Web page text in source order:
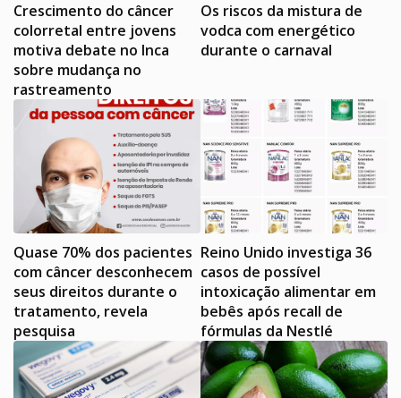
Crescimento do câncer
colorretal entre jovens
motiva debate no Inca
sobre mudança no
rastreamento
Os riscos da mistura de
vodca com energético
durante o carnaval
Quase 70% dos pacientes
com câncer desconhecem
seus direitos durante o
tratamento, revela
pesquisa
Reino Unido investiga 36
casos de possível
intoxicação alimentar em
bebês após recall de
fórmulas da Nestlé